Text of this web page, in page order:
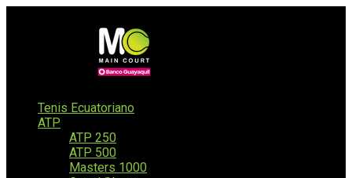
Tenis Ecuatoriano
ATP
ATP 250
ATP 500
Masters 1000